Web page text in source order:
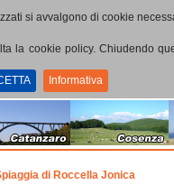
si avvalgono di cookie
la cookie policy. Chiudendo
Informativa
PoI
di Roccella Jonica